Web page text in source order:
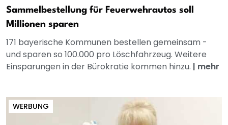
Sammelbestellung für Feuerwehrautos soll
Millionen sparen
171 bayerische Kommunen bestellen gemeinsam -
und sparen so 100.000 pro Löschfahrzeug. Weitere
Einsparungen in der Bürokratie kommen hinzu. | mehr
WERBUNG